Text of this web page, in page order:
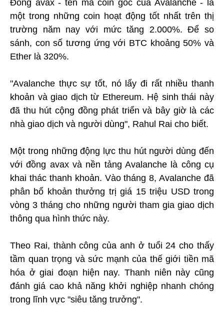
Đồng avax - tên mã coin gốc của Avalanche - là
một trong những coin hoạt động tốt nhất trên thị
trường năm nay với mức tăng 2.000%. Để so
sánh, con số tương ứng với BTC khoảng 50% và
Ether là 320%.
"Avalanche thực sự tốt, nó lấy đi rất nhiều thanh
khoản và giao dịch từ Ethereum. Hệ sinh thái này
đã thu hút cộng đồng phát triển và bây giờ là các
nhà giao dịch và người dùng", Rahul Rai cho biết.
Một trong những động lực thu hút người dùng đến
với đồng avax và nền tảng Avalanche là công cụ
khai thác thanh khoản. Vào tháng 8, Avalanche đã
phân bổ khoản thưởng trị giá 15 triệu USD trong
vòng 3 tháng cho những người tham gia giao dịch
thông qua hình thức này.
Theo Rai, thành công của anh ở tuổi 24 cho thấy
tầm quan trọng và sức mạnh của thế giới tiền mã
hóa ở giai đoạn hiện nay. Thanh niên này cũng
đánh giá cao khả năng khởi nghiệp nhanh chóng
trong lĩnh vực "siêu tăng trưởng".